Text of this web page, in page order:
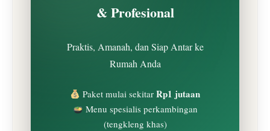
& Profesional
Praktis, Amanah, dan Siap Antar ke
Rumah Anda
Paket mulai sekitarRp1 jutaan
Menu spesialis perkambingan
(tengkleng khas)